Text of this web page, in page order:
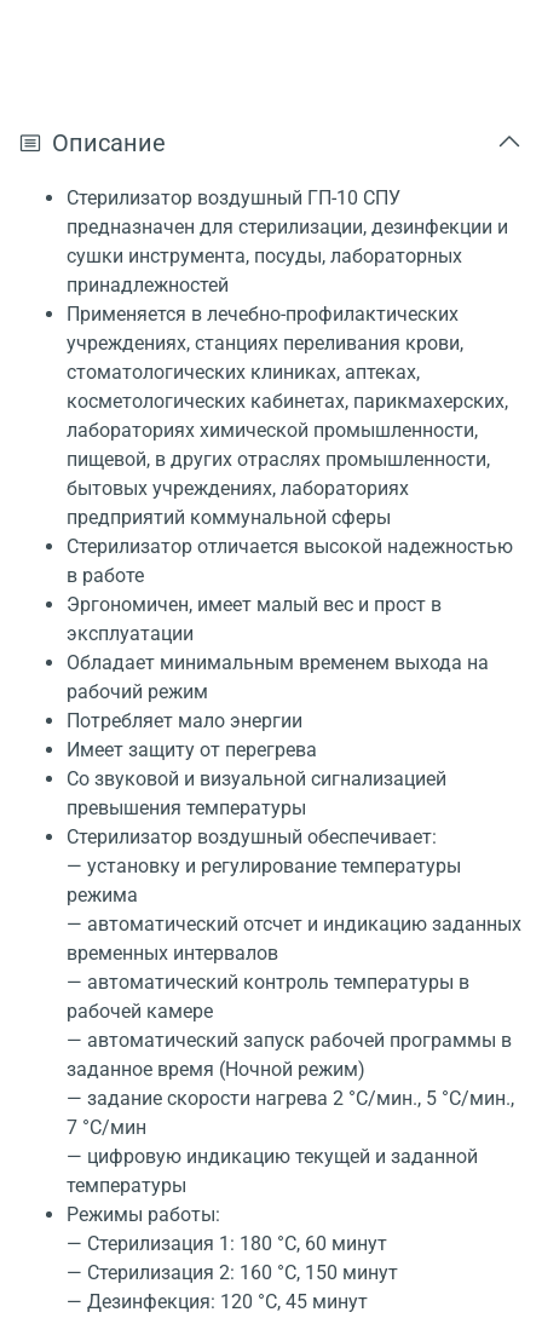
Описание
Стерилизатор воздушный ГП-10 СПУ
предназначен для стерилизации, дезинфекции и
сушки инструмента, посуды, лабораторных
принадлежностей
Применяется в лечебно-профилактических
учреждениях, станциях переливания крови,
стоматологических клиниках, аптеках,
косметологических кабинетах, парикмахерских,
лабораториях химической промышленности,
пищевой, в других отраслях промышленности,
бытовых учреждениях, лабораториях
предприятий коммунальной сферы
Стерилизатор отличается высокой надежностью
в работе
Эргономичен, имеет малый вес и прост в
эксплуатации
Обладает минимальным временем выхода на
рабочий режим
Потребляет мало энергии
Имеет защиту от перегрева
Со звуковой и визуальной сигнализацией
превышения температуры
Стерилизатор воздушный обеспечивает:
— установку и регулирование температуры
режима
— автоматический отсчет и индикацию заданных
временных интервалов
— автоматический контроль температуры в
рабочей камере
— автоматический запуск рабочей программы в
заданное время (Ночной режим)
— задание скорости нагрева 2 °C/мин., 5 °C/мин.,
7 °C/мин
— цифровую индикацию текущей и заданной
температуры
Режимы работы:
— Стерилизация 1: 180 °C, 60 минут
— Стерилизация 2: 160 °C, 150 минут
— Дезинфекция: 120 °C, 45 минут